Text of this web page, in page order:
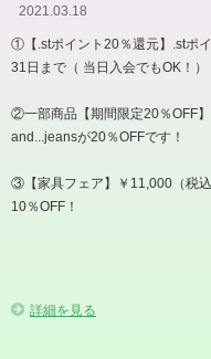
2021.03.18
①【.stポイント20％還元】.stポ
31日まで（ 当日入会でもOK！）
②一部商品【期間限定20％OFF
and...jeansが20％OFFです！
③【家具フェア】￥11,000（税
10％OFF！
詳細を見る